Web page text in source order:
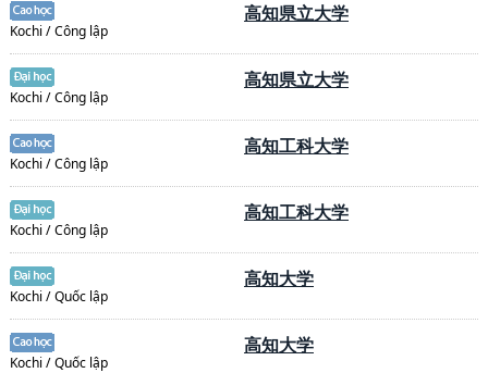
Kochi / Công lập
高知県立大学
Kochi / Công lập
高知県立大学
Kochi / Công lập
高知工科大学
Kochi / Công lập
高知工科大学
Kochi / Quốc lập
高知大学
Kochi / Quốc lập
高知大学